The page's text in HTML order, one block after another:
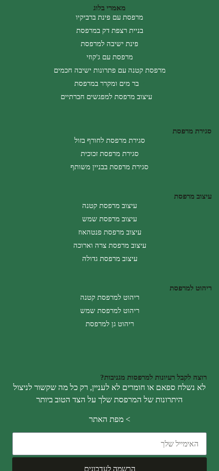
סגירת מרפסת
סגירת מרפסת לחורף בזול
סגירת מרפסת זכוכית
סגירת מרפסת בבניין משותף
עיצוב מרפסת
עיצוב מרפסת קטנה
עיצוב מרפסת שמש
עיצוב מרפסת פנטהאוז
עיצוב מרפסת צרה וארוכה
עיצוב מרפסת גדולה
ריהוט למרפסת
ריהוט למרפסת קטנה
ריהוט למרפסת שמש
ריהוט גן למרפסת
רוצה לקבל רעיונות למרפסות מגניבות?
לא נשלח ספאם או חומרים לא לעניין, רק כל מה שקשור לניצול
היתרונות של המרפסת שלך על הצד הטוב ביותר
>מפת האתר
הרשמה לעדכונים
מאמרי בלוג
מרפסת עם פינת ברביקיו
בניית רצפת דק במרפסת
פינת ישיבה למרפסת
מרפסת עם ג'קוזי
מרפסת קטנה עם פתרונות ישיבה חכמים
בר מים ומקרר במרפסת
עיצוב מרפסת למפגשים חברתיים